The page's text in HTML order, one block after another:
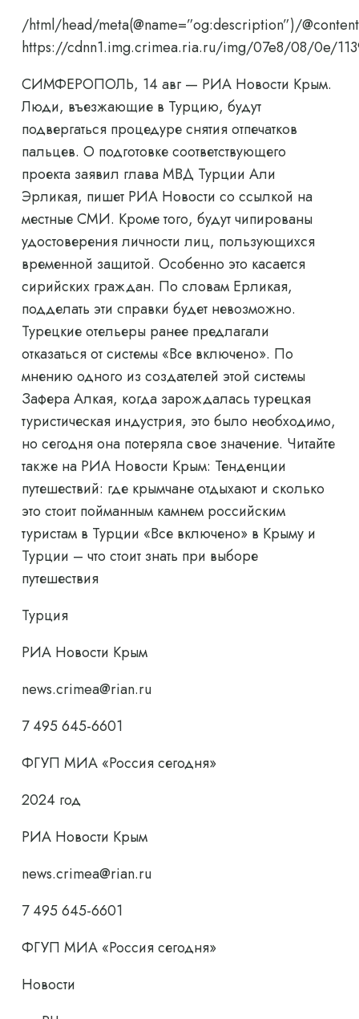
/html/head/meta(@name=”og:description”)/@content
https://cdnn1.img.crimea.ria.ru/img/07e8/08/0e/
СИМФЕРОПОЛЬ, 14 авг — РИА Новости Крым.
Люди, въезжающие в Турцию, будут
подвергаться процедуре снятия отпечатков
пальцев. О подготовке соответствующего
проекта заявил глава МВД Турции Али
Эрликая, пишет РИА Новости со ссылкой на
местные СМИ. Кроме того, будут чипированы
удостоверения личности лиц, пользующихся
временной защитой. Особенно это касается
сирийских граждан. По словам Ерликая,
подделать эти справки будет невозможно.
Турецкие отельеры ранее предлагали
отказаться от системы «Все включено». По
мнению одного из создателей этой системы
Зафера Алкая, когда зарождалась турецкая
туристическая индустрия, это было необходимо,
но сегодня она потеряла свое значение. Читайте
также на РИА Новости Крым: Тенденции
путешествий: где крымчане отдыхают и сколько
это стоит пойманным камнем российским
туристам в Турции «Все включено» в Крыму и
Турции – что стоит знать при выборе
путешествия
Турция
РИА Новости Крым
news.crimea@rian.ru
7 495 645-6601
ФГУП МИА «Россия сегодня»
2024 год
РИА Новости Крым
news.crimea@rian.ru
7 495 645-6601
ФГУП МИА «Россия сегодня»
Новости